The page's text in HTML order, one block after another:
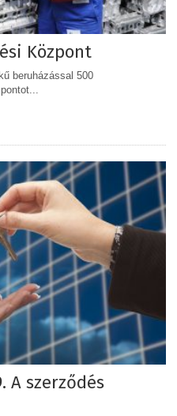
Központ
beruházással 500
A szerződés